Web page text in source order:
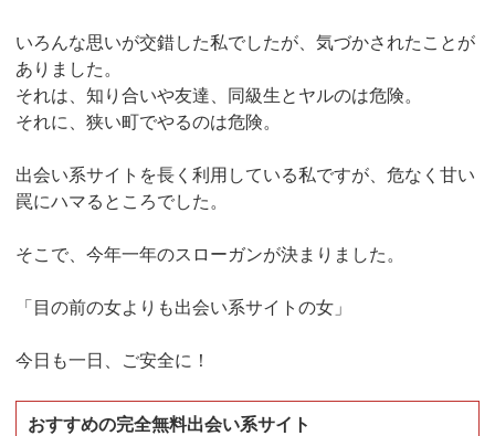
いろんな思いが交錯した私でしたが、気づかされたことが
ありました。
それは、知り合いや友達、同級生とヤルのは危険。
それに、狭い町でやるのは危険。
出会い系サイトを長く利用している私ですが、危なく甘い
罠にハマるところでした。
そこで、今年一年のスローガンが決まりました。
「目の前の女よりも出会い系サイトの女」
今日も一日、ご安全に！
おすすめの完全無料出会い系サイト